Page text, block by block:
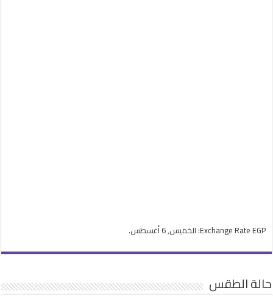
Exchange Rate EGP : الخميس, 6 أغسطس.
حالة الطقس